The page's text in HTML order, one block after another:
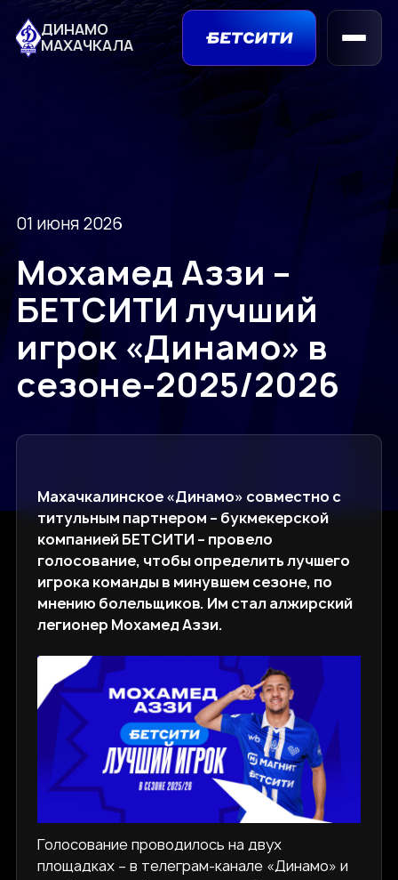
ДИНАМО
МАХАЧКАЛА
01 июня 2026
Мохамед Аззи –
БЕТСИТИ лучший
игрок «Динамо» в
сезоне-2025/2026
Махачкалинское «Динамо» совместно с
титульным партнером – букмекерской
компанией БЕТСИТИ – провело
голосование, чтобы определить лучшего
игрока команды в минувшем сезоне, по
мнению болельщиков. Им стал алжирский
легионер Мохамед Аззи.
Голосование проводилось на двух
площадках – в телеграм-канале «Динамо» и